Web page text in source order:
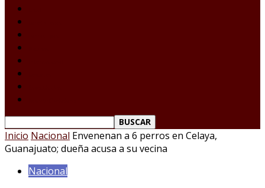
Inicio Nacional Envenenan a 6 perros en Celaya,
Guanajuato; dueña acusa a su vecina
Nacional